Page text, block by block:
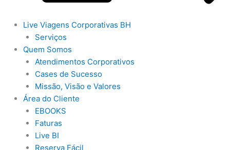
Live Viagens Corporativas BH
Serviços
Quem Somos
Atendimentos Corporativos
Cases de Sucesso
Missão, Visão e Valores
Área do Cliente
EBOOKS
Faturas
Live BI
Reserva Fácil